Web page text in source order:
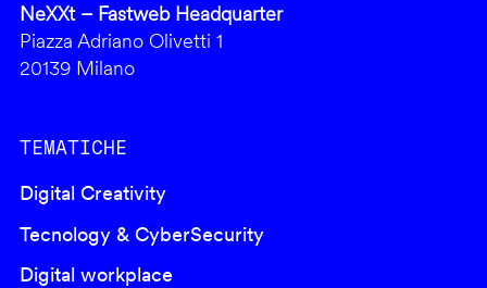
NeXXt – Fastweb Headquarter
Piazza Adriano Olivetti 1
20139 Milano
TEMATICHE
Digital Creativity
Tecnology & CyberSecurity
Digital workplace